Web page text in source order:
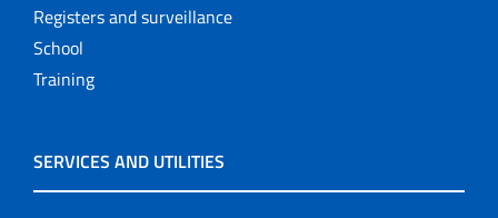
Registers and surveillance
School
Training
SERVICES AND UTILITIES